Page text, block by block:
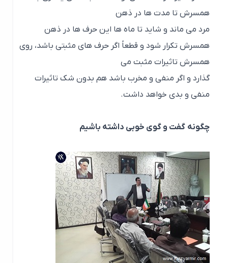
همسرش تا مدت ها در ذهن
مرد می ماند و شاید تا ماه ها این حرف ها در ذهن
همسرش تکرار شود و قطعاً اگر حرف های مثبتی باشد، روی
همسرش تاثیرات مثبت می
گذارد و اگر منفی و مخرب باشد هم بدون شک تاثیرات
منفی و بدی خواهد داشت.
چگونه گفت و گوی خوبی داشته باشیم